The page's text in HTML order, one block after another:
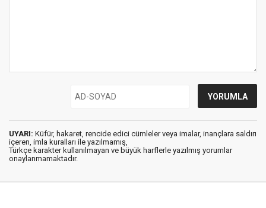
UYARI: Küfür, hakaret, rencide edici cümleler veya imalar, inançlara saldırı
içeren, imla kuralları ile yazılmamış,
Türkçe karakter kullanılmayan ve büyük harflerle yazılmış yorumlar
onaylanmamaktadır.